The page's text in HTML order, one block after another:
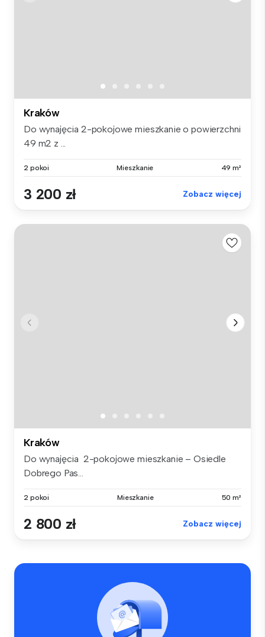
Kraków
Do wynajęcia 2-pokojowe mieszkanie o powierzchni
49 m2 z ...
2 pokoi Mieszkanie 49 m²
3 200 zł Zobacz więcej
Kraków
Do wynajęcia 2-pokojowe mieszkanie – Osiedle
Dobrego Pas...
2 pokoi Mieszkanie 50 m²
2 800 zł Zobacz więcej